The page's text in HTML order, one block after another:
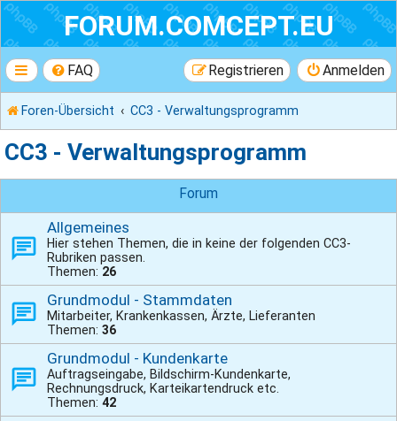
FORUM.COMCEPT.EU
FAQ Anmelden
Registrieren
Foren-Übersicht CC3 - Verwaltungsprogramm
CC3 - Verwaltungsprogramm
Forum
Allgemeines
Hier stehen Themen, die in keine der folgenden CC3-
Rubriken passen.
Themen: 26
Grundmodul - Stammdaten
Mitarbeiter, Krankenkassen, Ärzte, Lieferanten
Themen: 36
Grundmodul - Kundenkarte
Auftragseingabe, Bildschirm-Kundenkarte,
Rechnungsdruck, Karteikartendruck etc.
Themen: 42